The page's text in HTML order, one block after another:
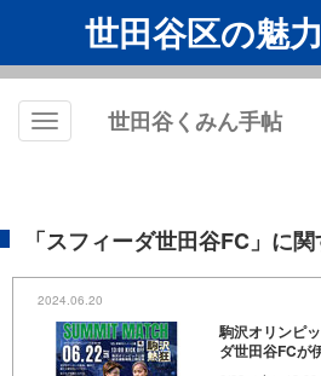
世田谷区の魅
Toggle
世田谷くみん手帖
「スフィーダ世田谷FC」に
2024.06.20
駒沢オリンピ
ダ世田谷FCが